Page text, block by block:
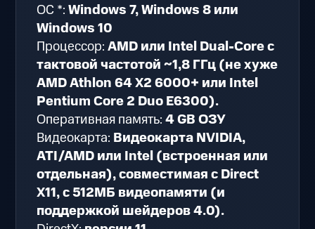
ОС *:Windows 7, Windows 8 или
Windows 10
Процессор:AMD или Intel Dual-Core с
тактовой частотой ~1,8 ГГц (не хуже
AMD Athlon 64 X2 6000+ или Intel
Pentium Core 2 Duo E6300).
Оперативная память:4 GB ОЗУ
Видеокарта: Видеокарта NVIDIA,
ATI/AMD или Intel (встроенная или
отдельная), совместимая с Direct
X11, с 512МБ видеопамяти (и
поддержкой шейдеров 4.0).